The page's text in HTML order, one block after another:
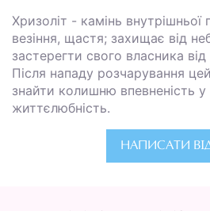
Хризоліт - камінь внутрішньої
везіння, щастя; захищає від
застерегти свого власника
Після нападу розчарування
знайти колишню впевненість у
життєлюбність.
НАПИСАТИ